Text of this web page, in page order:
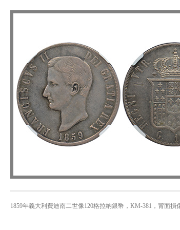
1859年義大利費迪南二世像120格拉納銀幣，KM-381，背面